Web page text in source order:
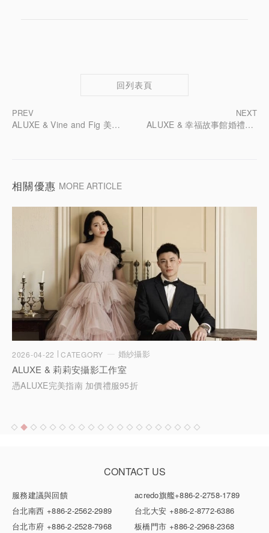
PREV
ALUXE & Vine and Fig 美式婚禮婚紗攝影團隊
NEXT
ALUXE & 幸福故事館婚禮顧問
回列表頁
相關優惠 MORE ARTICLE
2026-04-22 CATEGORY 婚紗攝影
ALUXE & 莉莉安攝影工作室
憑ALUXE完美指南 加價禮服95折
CONTACT US
服務建議與回饋 acredo旗艦+886-2-2758-1789
台北南西 +886-2-2562-2989 台北大安 +886-2-8772-6386
台北市府 +886-2-2528-7968 板橋門市 +886-2-2968-2368